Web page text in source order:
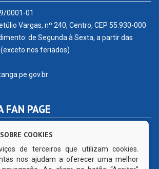
0001-01
Vargas, nº 240, Centro, CEP 55.930-000
de Segunda à Sexta, a partir das
nos feriados)
FAN PAGE
COOKIES
de terceiros que utilizam cookies.
nos ajudam a oferecer uma melhor